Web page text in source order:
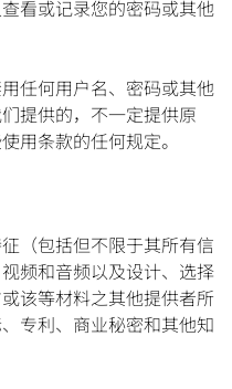
看或记录您的密码或其他
任何用户名、密码或其他
提供的，不一定提供原
用条款的任何规定。
（包括但不限于其所有信
频和音频以及设计、选择
该等材料之其他提供者所
专利、商业秘密和其他知